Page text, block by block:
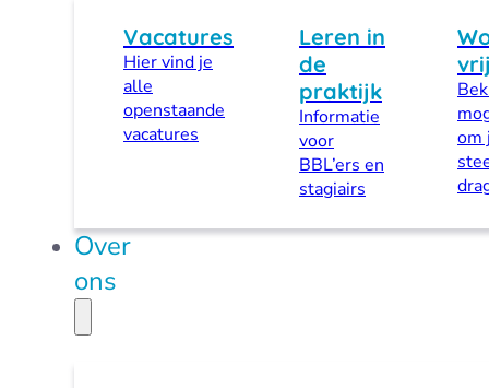
Vacatures
Hier vind je
alle
openstaande
vacatures
Leren in
de
praktijk
Informatie
voor
BBL’ers en
stagiairs
om
Over
ons